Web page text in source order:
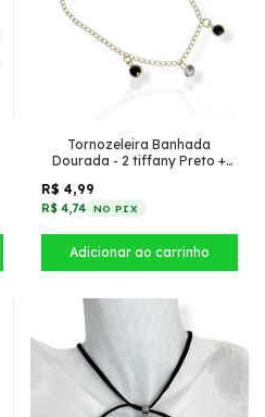
Tornozeleira Banhada
Dourada - 2 tiffany Preto +
R$ 4,99
R$ 4,74 NO PIX